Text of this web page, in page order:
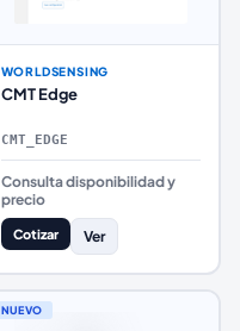
WORLDSENSING
CMT Edge
CMT_EDGE
Consulta disponibilidad y
precio
Cotizar Ver
NUEVO